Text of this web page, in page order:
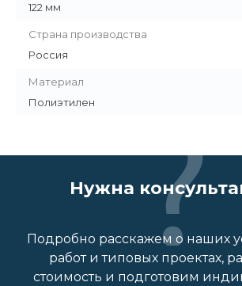
122 мм
Страна производства
Россия
Материал
Полиэтилен
Нужна
Подробно расскажем о наших
работ и типовых проектах,
стоимость и подготовим